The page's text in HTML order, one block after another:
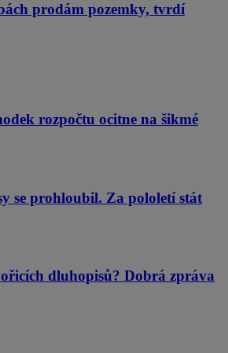
prodám pozemky, tvrdí
rozpočtu ocitne na šikmé
se prohloubil. Za pololetí stát
dluhopisů? Dobrá zpráva